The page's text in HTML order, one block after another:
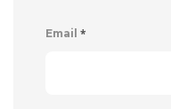
Email *